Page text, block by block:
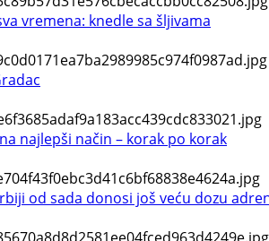
vremena: knedle sa šljivama
najlepši način – korak po korak
od sada donosi još veću dozu